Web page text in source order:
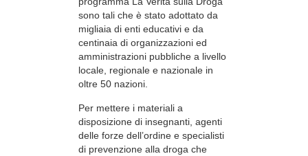
sono tali che è stato adottato da
migliaia di enti educativi e da
centinaia di organizzazioni ed
amministrazioni pubbliche a livello
locale, regionale e nazionale in
oltre 50 nazioni.
Per mettere i materiali a
disposizione di insegnanti, agenti
delle forze dell’ordine e specialisti
di prevenzione alla droga che